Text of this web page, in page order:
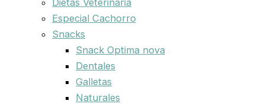
Especial Cachorro
Snacks
Snack Optima nova
Dentales
Galletas
Naturales